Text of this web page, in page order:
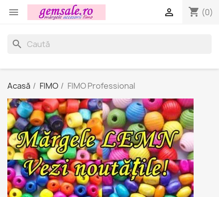
 shopping_cart (0)

search
Acasă FIMO FIMO Professional